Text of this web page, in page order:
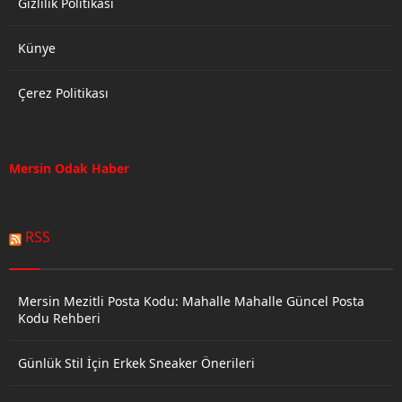
Künye
Çerez Politikası
Mersin Odak Haber
RSS
Mersin Mezitli Posta Kodu: Mahalle Mahalle Güncel Posta
Kodu Rehberi
Günlük Stil İçin Erkek Sneaker Önerileri